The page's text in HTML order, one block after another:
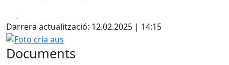
Darrera actualització: 12.02.2025 | 14:15
Foto cria aus
Documents